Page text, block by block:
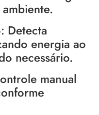
Detecta
energia ao
necessário.
manual